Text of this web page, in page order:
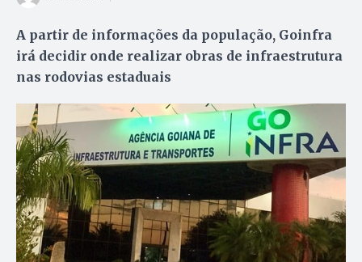
A partir de informações da população, Goinfra
irá decidir onde realizar obras de infraestrutura
nas rodovias estaduais